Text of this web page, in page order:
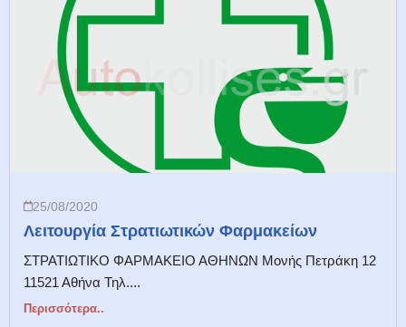
25/08/2020
Λειτουργία Στρατιωτικών Φαρμακείων
ΣΤΡΑΤΙΩΤΙΚΟ ΦΑΡΜΑΚΕΙΟ ΑΘΗΝΩΝ Μονής Πετράκη 12
11521 Αθήνα Τηλ....
Περισσότερα..